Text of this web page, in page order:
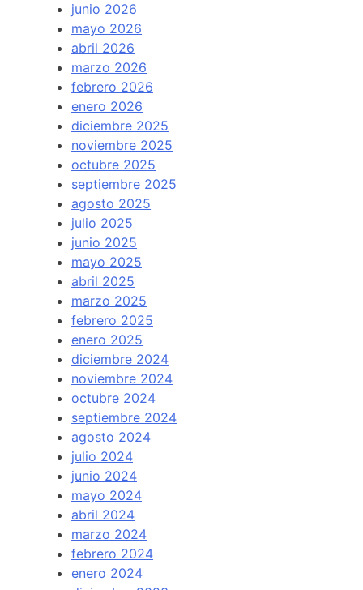
junio 2026
mayo 2026
abril 2026
marzo 2026
febrero 2026
enero 2026
diciembre 2025
noviembre 2025
octubre 2025
septiembre 2025
agosto 2025
julio 2025
junio 2025
mayo 2025
abril 2025
marzo 2025
febrero 2025
enero 2025
diciembre 2024
noviembre 2024
octubre 2024
septiembre 2024
agosto 2024
julio 2024
junio 2024
mayo 2024
abril 2024
marzo 2024
febrero 2024
enero 2024